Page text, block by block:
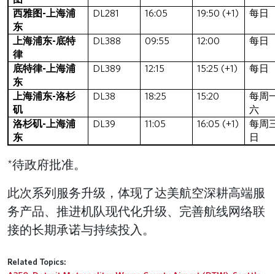
西雅图-上海浦
东
DL281 16:05 19:50 (+1) 每日
上海浦东-底特
律
DL388 09:55 12:00 每日
底特律-上海浦
东
DL389 12:15 15:25 (+1) 每日
上海浦东-洛杉
矶
DL38 18:25 15:20
每周
六
洛杉矶-上海浦
东
DL39 11:05 16:05 (+1)
每周
日
*待政府批准。
此次系列服务升级，体现了达美航空深耕高端服
务产品、推进机队现代化升级、完善航线网络联
接的长期承诺与持续投入。
Related Topics: